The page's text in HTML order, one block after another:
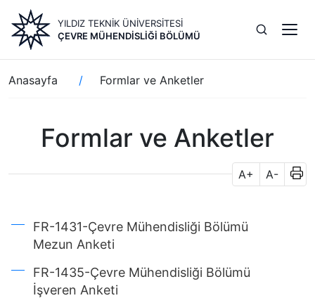
içeriğe
atla
YILDIZ TEKNİK ÜNİVERSİTESİ
ÇEVRE MÜHENDISLIĞI BÖLÜMÜ
Sayfa
yolu
Anasayfa Formlar ve Anketler
Formlar ve Anketler
A+ A-
FR-1431-Çevre Mühendisliği Bölümü
Mezun Anketi
FR-1435-Çevre Mühendisliği Bölümü
İşveren Anketi